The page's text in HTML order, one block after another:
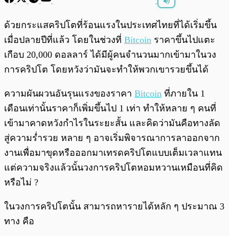
0:00 / 0:00
ด้วยกระแสคริปโตที่ร้อนแรงในประเทศไทยที่ได้เริ่มขึ้น
เมื่อปลายปีที่แล้ว โดยในช่วงที่ Bitcoin ราคาขึ้นไปแตะ
เกือบ 20,000 ดอลลาร์ ได้มีผู้คนจำนวนมากเข้ามาในวง
การคริปโต โดยหวังว่ามันจะทำให้พวกเขารวยขึ้นได้
ความผันผวนอันรุนแรงของราคา Bitcoin ที่ภายใน 1
เดือนเท่านั้นราคาก็เพิ่มขึ้นไป 1 เท่า ทำให้หลาย ๆ คนที่
เข้ามาคาดหวังกำไรในระยะสั้น และคิดว่ามันคือทางลัด
สู่ความร่ำรวย หลาย ๆ อาจเริ่มพิจารณาการลาออกจาก
งานเพื่อมาขุดหรือออกมาเทรดคริปโตแบบเต็มเวลาแทน
แต่ความจริงแล้วนั้นวงการคริปโตหอมหวานเหมือนที่คิด
หรือไม่ ?
ในวงการคริปโตนั้น สามารถหารายได้หลัก ๆ ประมาณ 3
ทาง คือ